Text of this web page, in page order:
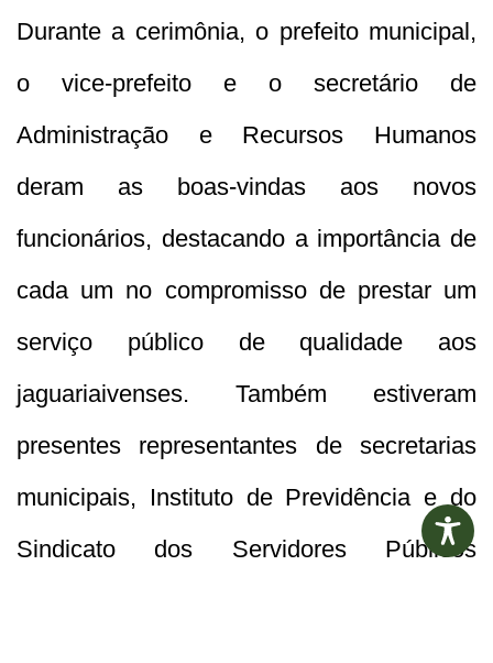
Durante a cerimônia, o prefeito municipal,
o vice-prefeito e o secretário de
Administração e Recursos Humanos
deram as boas-vindas aos novos
funcionários, destacando a importância de
cada um no compromisso de prestar um
serviço público de qualidade aos
jaguariaivenses. Também estiveram
presentes representantes de secretarias
municipais, Instituto de Previdência e do
Sindicato dos Servidores Públicos